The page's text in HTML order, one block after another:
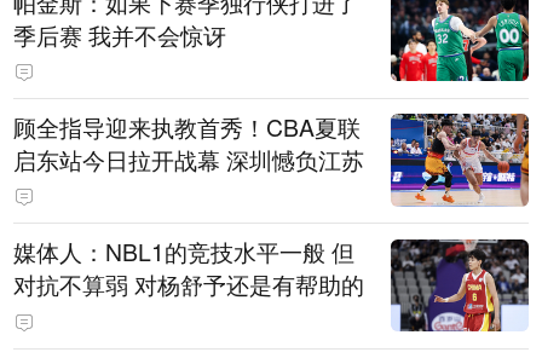
季后赛 我并不会惊讶
顾全指导迎来执教首秀！CBA夏联
启东站今日拉开战幕 深圳憾负江苏
媒体人：NBL1的竞技水平一般 但
对抗不算弱 对杨舒予还是有帮助的